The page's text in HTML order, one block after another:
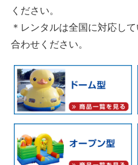
ください。
＊レンタルは全国に対応し
合わせください。